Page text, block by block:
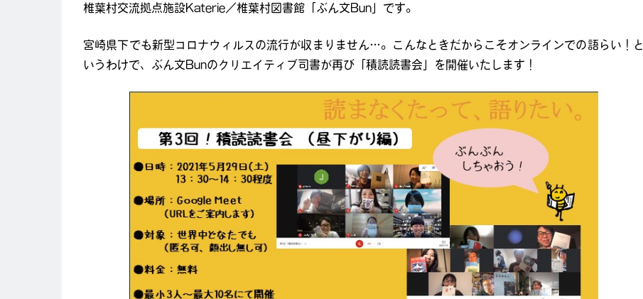
椎葉村交流拠点施設Katerie／椎葉村図書館「ぶん文Bun」です。
宮崎県下でも新型コロナウィルスの流行が収まりません…。こんなときだからこそオンラインでの語らい！と
いうわけで、ぶん文Bunのクリエイティブ司書が再び「積読読書会」を開催いたします！